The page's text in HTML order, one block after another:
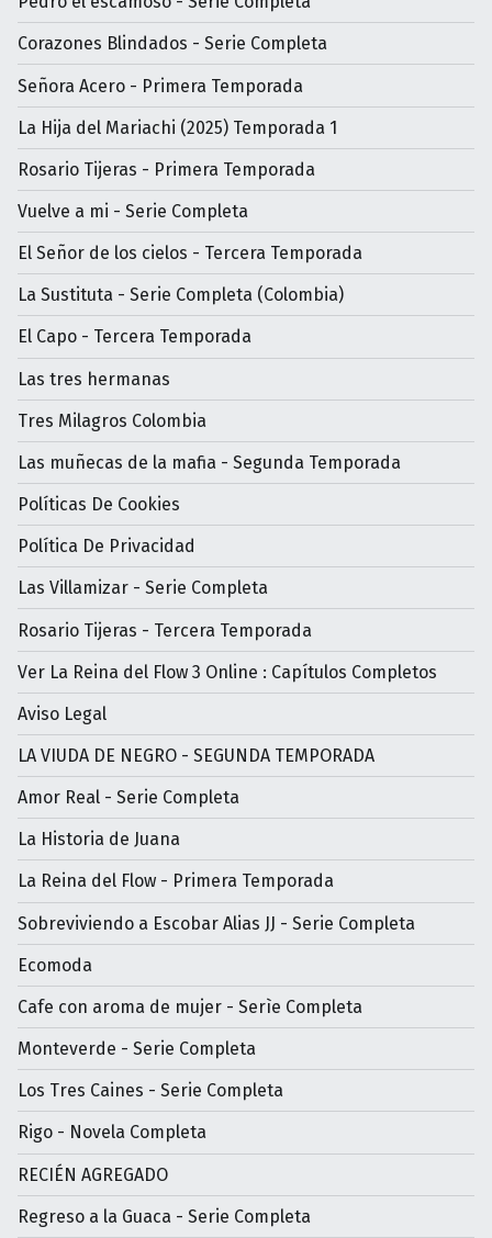
Corazones Blindados - Serie Completa
Señora Acero - Primera Temporada
La Hija del Mariachi (2025) Temporada 1
Rosario Tijeras - Primera Temporada
Vuelve a mi - Serie Completa
El Señor de los cielos - Tercera Temporada
La Sustituta - Serie Completa (Colombia)
El Capo - Tercera Temporada
Las tres hermanas
Tres Milagros Colombia
Las muñecas de la mafia - Segunda Temporada
Políticas De Cookies
Política De Privacidad
Las Villamizar - Serie Completa
Rosario Tijeras - Tercera Temporada
Ver La Reina del Flow 3 Online : Capítulos Completos
Aviso Legal
LA VIUDA DE NEGRO - SEGUNDA TEMPORADA
Amor Real - Serie Completa
La Historia de Juana
La Reina del Flow - Primera Temporada
Sobreviviendo a Escobar Alias JJ - Serie Completa
Ecomoda
Cafe con aroma de mujer - Serìe Completa
Monteverde - Serie Completa
Los Tres Caines - Serie Completa
Rigo - Novela Completa
RECIÉN AGREGADO
Regreso a la Guaca - Serie Completa